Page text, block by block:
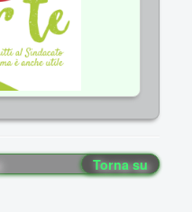
Torna su